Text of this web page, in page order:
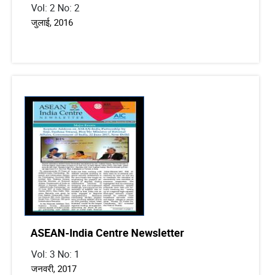
Vol: 2 No: 2
जुलाई, 2016
ASEAN-India Centre Newsletter
Vol: 3 No: 1
जनवरी, 2017